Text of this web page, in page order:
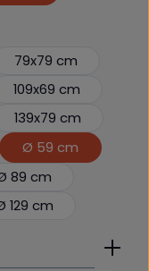
79x79 cm
109x69 cm
139x79 cm
Ø 59 cm
89 cm
129 cm
Wert